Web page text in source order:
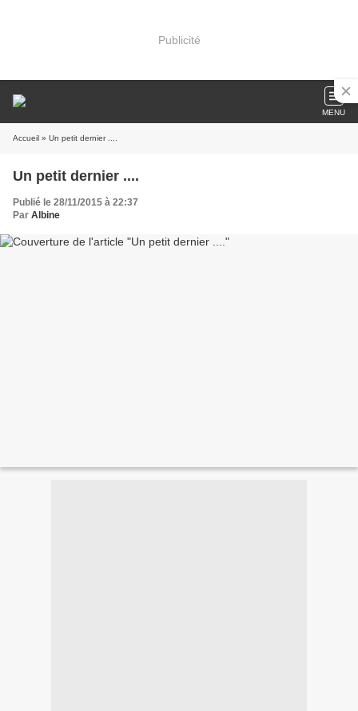
Publicité
MENU
Accueil » Un petit dernier ....
Un petit dernier ....
Publié le 28/11/2015 à 22:37
Par Albine